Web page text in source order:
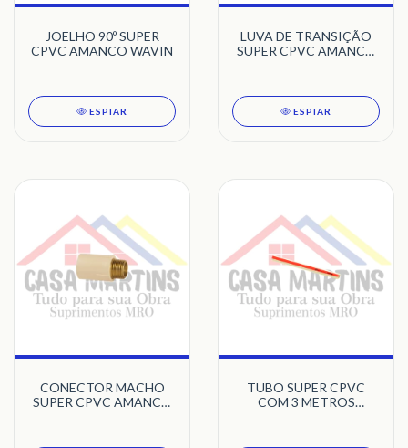
JOELHO 90º SUPER
CPVC AMANCO WAVIN
ESPIAR
LUVA DE TRANSIÇÃO
SUPER CPVC AMANCO
ESPIAR
CONECTOR MACHO
SUPER CPVC AMANCO
TUBO SUPER CPVC
COM 3 METROS